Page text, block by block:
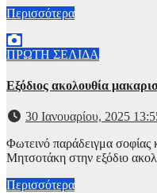
Περισσότερα
ΠΡΩΤΗ ΣΕΛΙΔΑ
Εξόδιος ακολουθία
30 Ιανουαρίου, 2025
Φωτεινό παράδειγμα
Μητσοτάκη στην εξόδιο
Περισσότερα